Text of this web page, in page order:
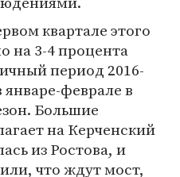
квартале этого
на 3-4 процента
период 2016-
феврале в
Большие
на Керченский
из Ростова, и
что ждут мост,